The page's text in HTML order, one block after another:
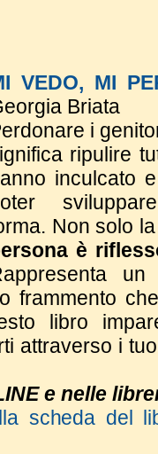
VEDO, MI
Briata
i
ripulire
inculcato
Non solo
è
frammento
libro
attraverso i
e nelle
scheda del